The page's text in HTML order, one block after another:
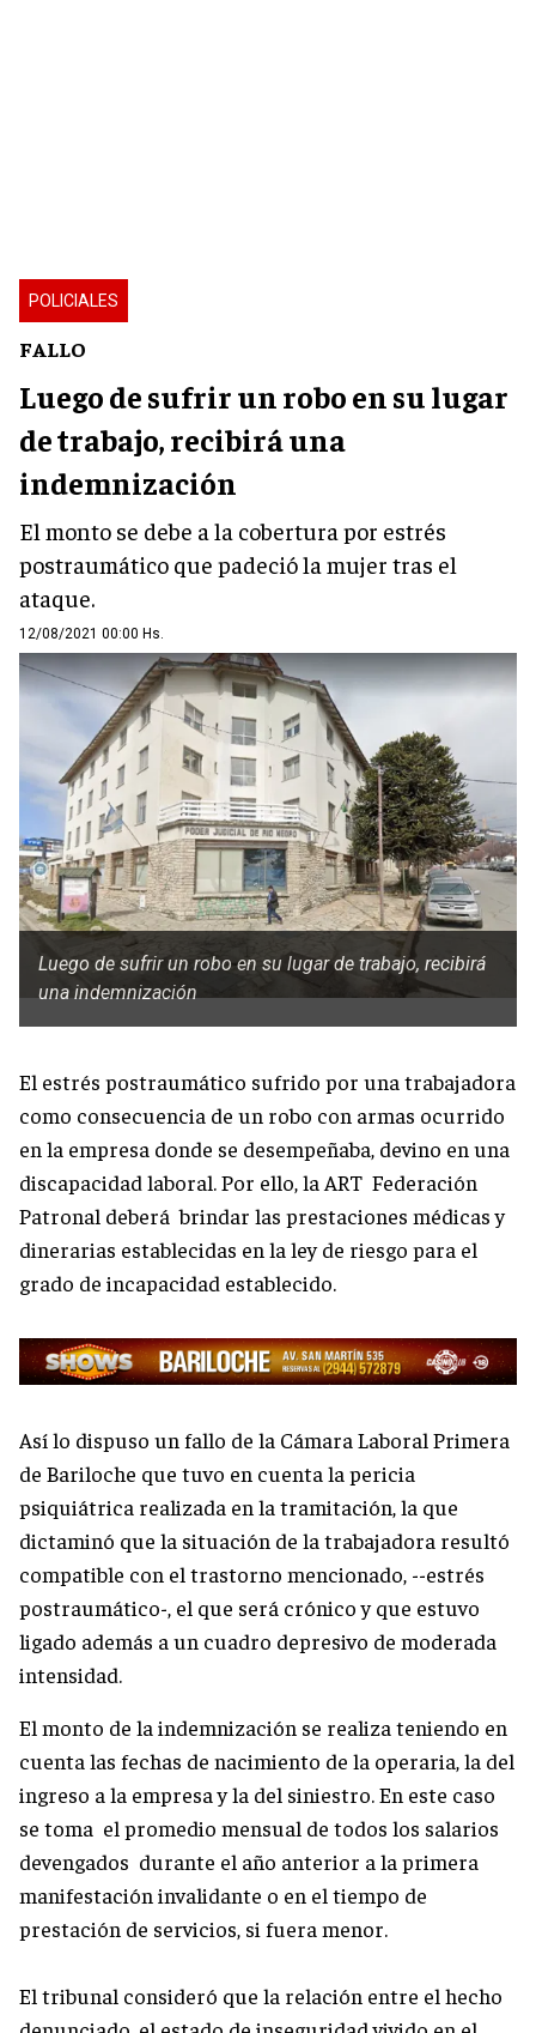
POLICIALES
FALLO
Luego de sufrir un robo en su lugar
de trabajo, recibirá una
indemnización
El monto se debe a la cobertura por estrés
postraumático que padeció la mujer tras el
ataque.
12/08/2021 00:00 Hs.
Luego de sufrir un robo en su lugar de trabajo, recibirá
una indemnización
El estrés postraumático sufrido por una trabajadora
como consecuencia de un robo con armas ocurrido
en la empresa donde se desempeñaba, devino en una
discapacidad laboral. Por ello, la ART Federación
Patronal deberá brindar las prestaciones médicas y
dinerarias establecidas en la ley de riesgo para el
grado de incapacidad establecido.
Así lo dispuso un fallo de la Cámara Laboral Primera
de Bariloche que tuvo en cuenta la pericia
psiquiátrica realizada en la tramitación, la que
dictaminó que la situación de la trabajadora resultó
compatible con el trastorno mencionado, --estrés
postraumático-, el que será crónico y que estuvo
ligado además a un cuadro depresivo de moderada
intensidad.
El monto de la indemnización se realiza teniendo en
cuenta las fechas de nacimiento de la operaria, la del
ingreso a la empresa y la del siniestro. En este caso
se toma el promedio mensual de todos los salarios
devengados durante el año anterior a la primera
manifestación invalidante o en el tiempo de
prestación de servicios, si fuera menor.
El tribunal consideró que la relación entre el hecho